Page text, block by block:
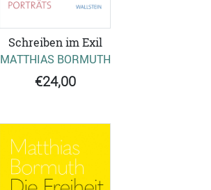
Schreiben im Exil
MATTHIAS BORMUTH
€24,00